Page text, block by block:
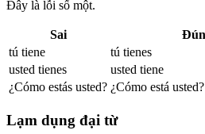
Đây là lỗi số một.
Sai
tú tiene
tú tienes
usted tienes
usted tiene
¿Cómo estás usted? ¿Cómo está
Lạm dụng đại từ